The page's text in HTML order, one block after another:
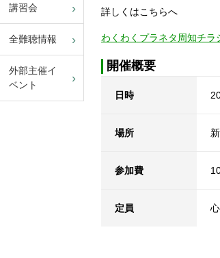
詳しくはこちらへ
わくわくプラネタ周知チ
開催概要
日時
場所
参加費
定員
講習会
全難聴情報
外部主催イ
ベント